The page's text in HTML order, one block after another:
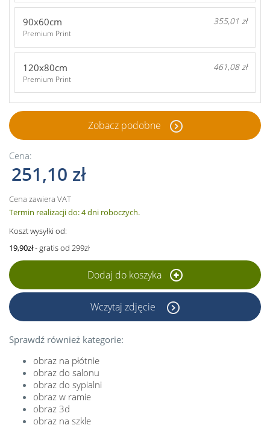
90x60cm 355,01 zł
Premium Print
120x80cm 461,08 zł
Premium Print
Zobacz podobne
Cena:
251,10 zł
Cena zawiera VAT
Termin realizacji do: 4 dni roboczych.
Koszt wysyłki od:
19,90zł- gratis od 299zł
Dodaj do koszyka
Wczytaj zdjęcie
Sprawdź również kategorie:
obraz na płótnie
obraz do salonu
obraz do sypialni
obraz w ramie
obraz 3d
obraz na szkle